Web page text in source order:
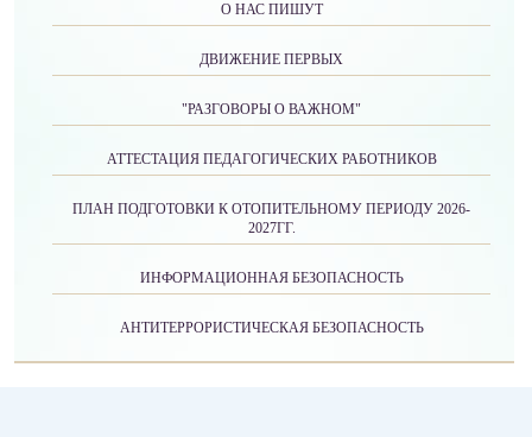
О НАС ПИШУТ
ДВИЖЕНИЕ ПЕРВЫХ
"РАЗГОВОРЫ О ВАЖНОМ"
АТТЕСТАЦИЯ ПЕДАГОГИЧЕСКИХ РАБОТНИКОВ
ПЛАН ПОДГОТОВКИ К ОТОПИТЕЛЬНОМУ ПЕРИОДУ 2026-
2027ГГ.
ИНФОРМАЦИОННАЯ БЕЗОПАСНОСТЬ
АНТИТЕРРОРИСТИЧЕСКАЯ БЕЗОПАСНОСТЬ